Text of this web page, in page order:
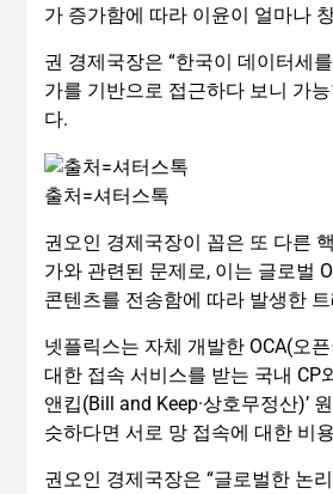
가 증가함에 따라 이윤이 얼마나
권 경제국장은 “한국이 데이터세
가를 기반으로 접근하다 보니 가
다.
출처=셔터스톡
권오인 경제국장이 꼽은 또 다른
가와 관련된 문제로, 이는 글로벌
콘텐츠를 전송함에 따라 발생한
넷플릭스는 자체 개발한 OCA(오
대한 접속 서비스를 받는 국내 CP
앤킵(Bill and Keep·상호무정산)’
슷하다면 서로 망 접속에 대한 비
권오인 경제국장은 “글로벌한 논